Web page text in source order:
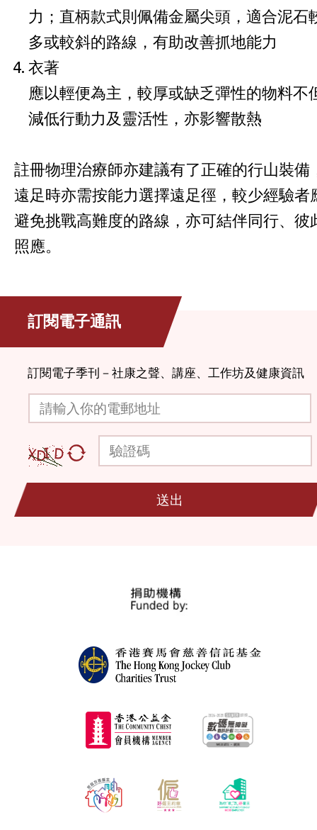
力；直柄款式則佩備金屬尖頭，適合泥石
多或較斜的路線，有助改善抓地能力
​衣著
應以輕便為主，較厚或缺乏彈性的物料不
減低行動力及靈活性，亦影響散熱
註冊物理治療師亦建議有了正確的行山裝備
遠足時亦需按能力選擇遠足徑，較少經驗者
避免挑戰高難度的路線，亦可結伴同行、彼
照應。
訂閱電子通訊
訂閱電子季刊－社康之聲、講座、工作坊及健康資訊
請輸入你的電郵地址
驗證碼
送出